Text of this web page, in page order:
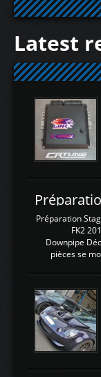
Latest
Préparation
FK2
Downpipe
pièces se
légere